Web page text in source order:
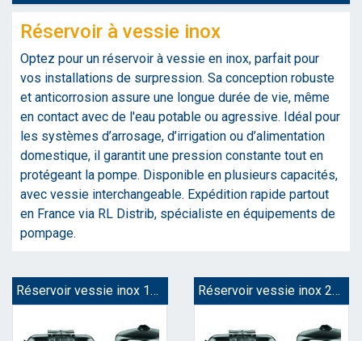
Réservoir à vessie inox
Optez pour un réservoir à vessie en inox, parfait pour
vos installations de surpression. Sa conception robuste
et anticorrosion assure une longue durée de vie, même
en contact avec de l'eau potable ou agressive. Idéal pour
les systèmes d’arrosage, d’irrigation ou d’alimentation
domestique, il garantit une pression constante tout en
protégeant la pompe. Disponible en plusieurs capacités,
avec vessie interchangeable. Expédition rapide partout
en France via RL Distrib, spécialiste en équipements de
pompage.
Réservoir vessie inox 18 litres Réservoir vessie inox 24 litres